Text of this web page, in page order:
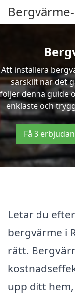
Att installera
särskilt när det
följer denna guide
enklaste och
Få 3
Letar du
bergvärme i
rätt.
upp ditt